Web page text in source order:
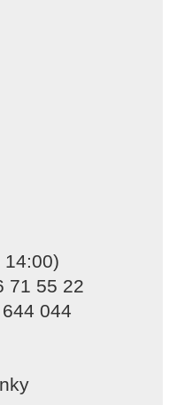
71 55 22
044